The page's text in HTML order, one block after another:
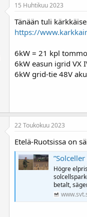
15 Huhtikuu 2023
Tänään tuli
https://
6kW = 21 kpl
6kW easun igrid VX
6kW grid-tie 48V
22 Toukokuu 2023
Etelä-Ruotsissa on
Högre
betalt,